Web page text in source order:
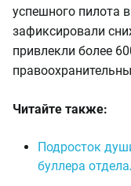
успешного пилота
зафиксировали
привлекли более
Читайте также:
Подросток
буллера